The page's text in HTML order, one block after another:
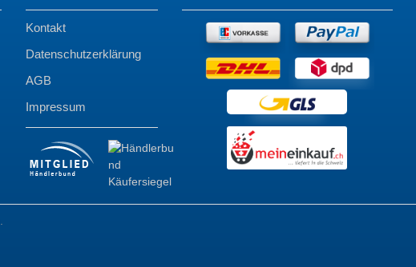
Kontakt
Datenschutzerklärung
AGB
Impressum